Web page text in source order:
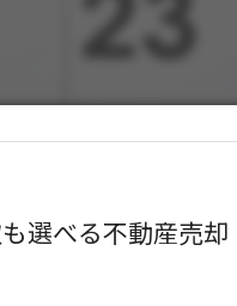
選べる不動産売却